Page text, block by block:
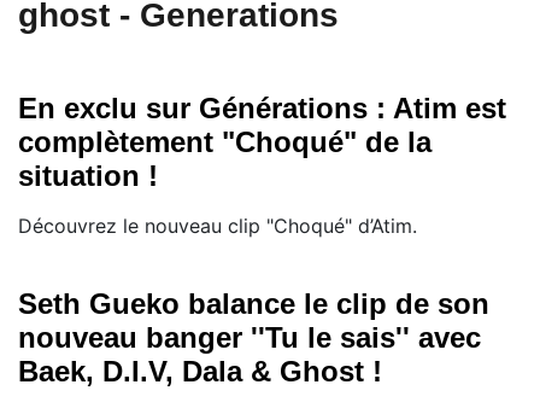
ghost - Generations
En exclu sur Générations : Atim est
complètement "Choqué" de la
situation !
Découvrez le nouveau clip "Choqué" d’Atim.
Seth Gueko balance le clip de son
nouveau banger ''Tu le sais'' avec
Baek, D.I.V, Dala & Ghost !